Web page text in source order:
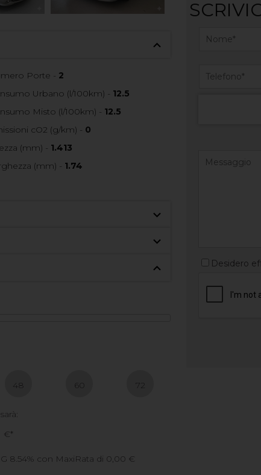
Porte - 2
Urbano (l/100km) - 12.5
Misto (l/100km) - 12.5
cO2 (g/km) - 0
(mm) - 1.413
(mm) - 1.74
48 60 72
€*
8.54% con MaxiRata di 0,00 €
Desidero